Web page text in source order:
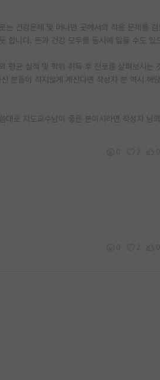
는 건강문제 및 머나먼 곳에서의 적응 문제를
합니다. 돈과 건강 모두를 동시에 잃을 수도 있
평균 실적 및 학위 취득 후 진로를 살펴보시는
분들이 적지않게 계신다면 작성자 분 역시 해
로 지도교수님이 좋은 분이시라면 작성자 님